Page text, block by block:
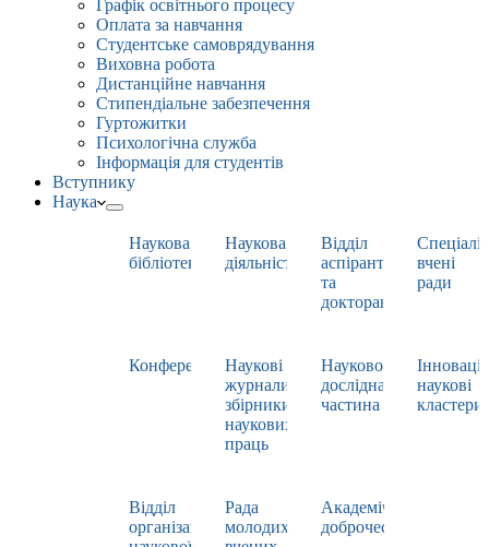
Графік освітнього процесу
Оплата за навчання
Студентське самоврядування
Виховна робота
Дистанційне навчання
Стипендіальне забезпечення
Гуртожитки
Психологічна служба
Інформація для студентів
Вступнику
Наука
Наукова
бібліотека
Наукова
діяльність
Відділ
аспірантури
та
докторантури
вчені
ради
Конференції
Наукові
журнали,
збірники
наукових
праць
Науково-
дослідна
частина
наукові
кластери
Відділ
організації
Рада
молодих
Академічна
доброчесність